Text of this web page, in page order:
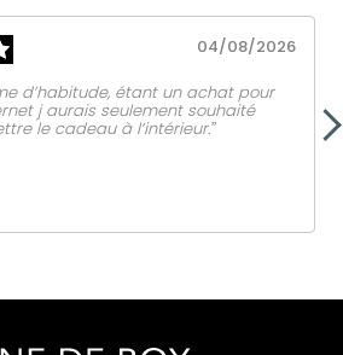
04/08/2026
d’habitude, étant un achat pour
j aurais seulement souhaité
le cadeau à l’intérieur.ˮ